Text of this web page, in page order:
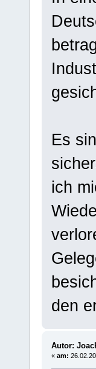
Es
ich
den
Autor:
« am: